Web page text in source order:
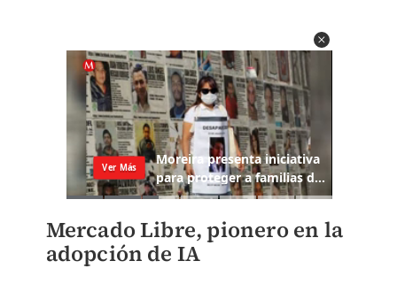
Mercado Libre, pionero en la
adopción de IA